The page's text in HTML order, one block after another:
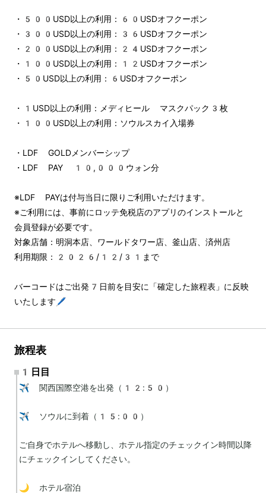
・500USD以上の利用：60USDオフクーポン
・300USD以上の利用：36USDオフクーポン
・200USD以上の利用：24USDオフクーポン
・100USD以上の利用：12USDオフクーポン
・50USD以上の利用：6USDオフクーポン
・1USD以上の利用：メディヒール マスクパック3枚
・100USD以上の利用：ソウルスカイ入場券
・LDF GOLDメンバーシップ
・LDF PAY 10,000ウォン分
※LDF PAYは付与当日に限りご利用いただけます。
※ご利用には、事前にロッテ免税店のアプリのインストールと
会員登録が必要です。
対象店舗：明洞本店、ワールドタワー店、釜山店、済州店
利用期限：2026/12/31まで
バーコードはご出発7日前を目安に「確定した旅程表」に反映
いたします🖊️
旅程表
1日目
✈️ 関西国際空港を出発（12:50）
✈️ ソウルに到着（15:00）
ご自身でホテルへ移動し、ホテル指定のチェックイン時間以降
にチェックインしてください。
🌙 ホテル宿泊